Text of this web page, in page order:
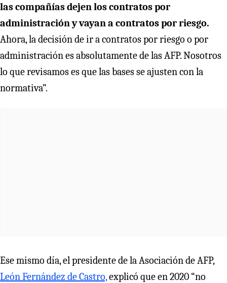
las compañías dejen los contratos por
administración y vayan a contratos por riesgo.
Ahora, la decisión de ir a contratos por riesgo o por
administración es absolutamente de las AFP. Nosotros
lo que revisamos es que las bases se ajusten con la
normativa”.
Ese mismo día, el presidente de la Asociación de AFP,
León Fernández de Castro,explicó que en 2020 “no